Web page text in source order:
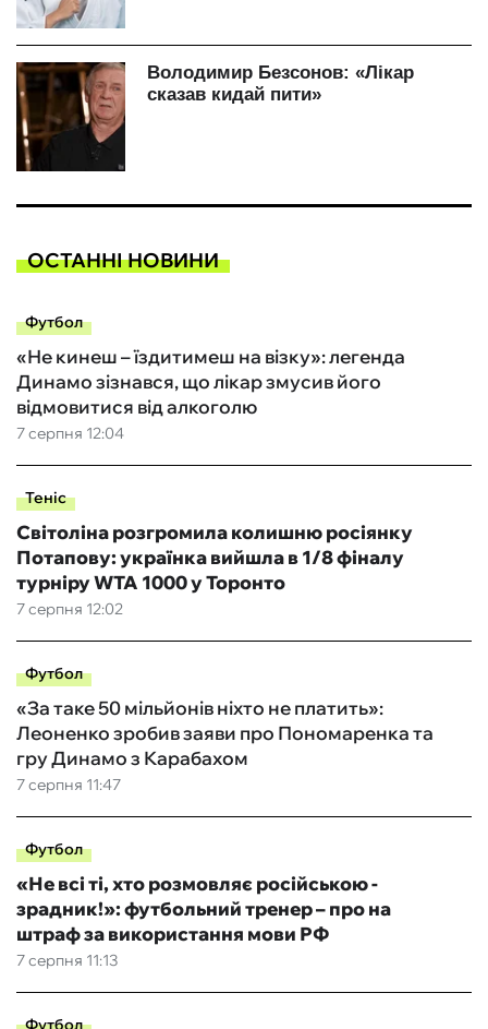
ОСТАННІ НОВИНИ
Футбол
7 серпня 12:04
«Не кинеш – їздитимеш на візку»: легенда
Динамо зізнався, що лікар змусив його
відмовитися від алкоголю
Теніс
7 серпня 12:02
Світоліна розгромила колишню росіянку
Потапову: українка вийшла в 1/8 фіналу
турніру WTA 1000 у Торонто
Футбол
7 серпня 11:47
«За таке 50 мільйонів ніхто не платить»:
Леоненко зробив заяви про Пономаренка та
гру Динамо з Карабахом
Футбол
7 серпня 11:13
«Не всі ті, хто розмовляє російською -
зрадник!»: футбольний тренер – про на
штраф за використання мови РФ
Футбол